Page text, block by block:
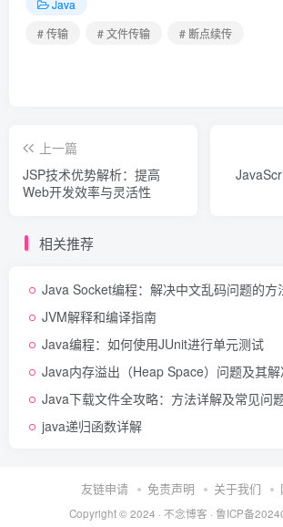
Java
# 传输
# 文件传输 # 断点续传
上一篇
JSP技术优势解析：提高
Web开发效率与灵活性
相关推荐
Java Socket编程：解决中文乱码问题的方
JVM解释和编译指南
Java编程：如何使用JUnit进行单元测试
Java内存溢出（Heap Space）问题及其
Java下载文件全攻略：方法详解及常见问
java递归函数详解
友链申请 免责声明 关于我们
Copyright © 2024 · 不念博客 · 鲁ICP备